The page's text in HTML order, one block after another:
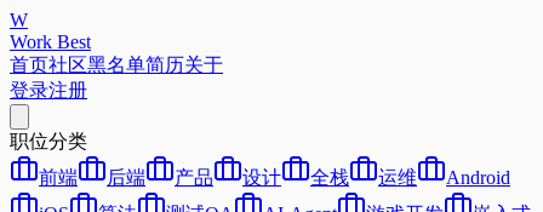
W
Work Best
首页社区黑名单简历关于
登录注册
职位分类
前端
后端 产品 设计 全栈 运维
Android